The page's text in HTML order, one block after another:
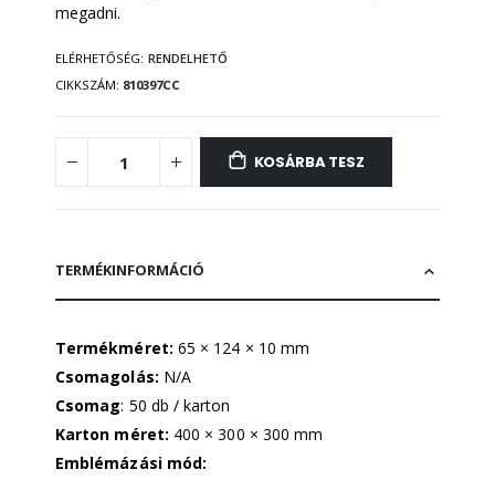
megadni.
ELÉRHETŐSÉG: RENDELHETŐ
CIKKSZÁM 810397CC
KOSÁRBA TESZ
TERMÉKINFORMÁCIÓ
Termékméret: 65 × 124 × 10 mm
Csomagolás: N/A
Csomag: 50 db / karton
Karton méret: 400 × 300 × 300 mm
Emblémázási mód: